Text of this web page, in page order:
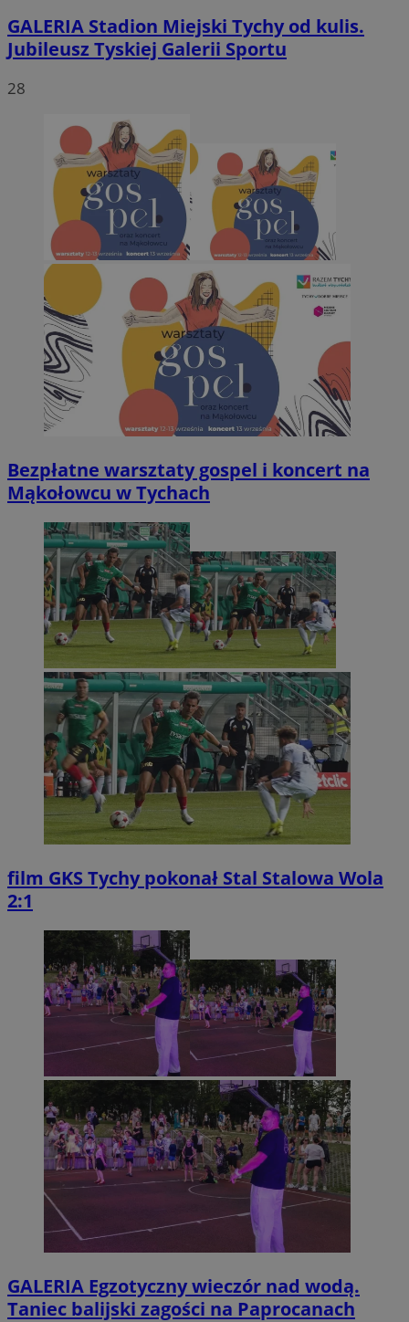
GALERIA Stadion Miejski Tychy od kulis.
Jubileusz Tyskiej Galerii Sportu
28
Bezpłatne warsztaty gospel i koncert na
Mąkołowcu w Tychach
film GKS Tychy pokonał Stal Stalowa Wola
2:1
GALERIA Egzotyczny wieczór nad wodą.
Taniec balijski zagości na Paprocanach